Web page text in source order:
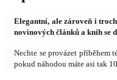
Elegantní, ale zároveň i
novinových článků a knih se
Nechte se provázet
pokud náhodou máte asi tak